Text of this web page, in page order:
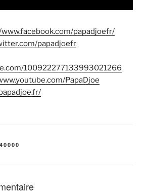
papadjoefr/
papadjoefr
100922277133993021266
PapaDjoe